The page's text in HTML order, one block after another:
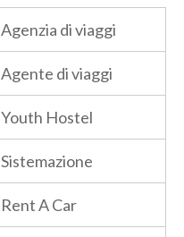
Agenzia di viaggi
Agente di viaggi
Youth Hostel
Sistemazione
Rent A Car